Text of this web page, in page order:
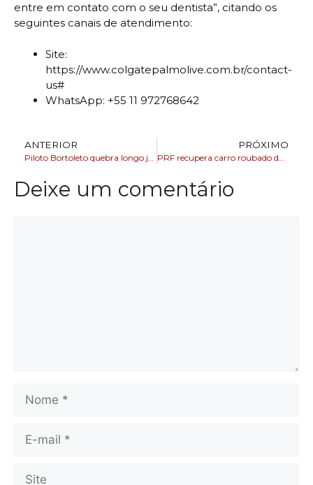
entre em contato com o seu dentista”, citando os
seguintes canais de atendimento:
Site:
https://www.colgatepalmolive.com.br/contact-
us#
WhatsApp: +55 11 972768642
ANTERIOR
Piloto Bortoleto quebra longo jejum brasileiro na F1 e pontua na Áustria
PRÓXIMO
PRF recupera carro roubado durante fiscalização em São Mateus
Deixe um comentário